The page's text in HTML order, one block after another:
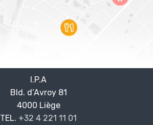
I.P.A
—
Bld. d’Avroy 81
—
4000 Liège
TEL. +32 4 221 11 01